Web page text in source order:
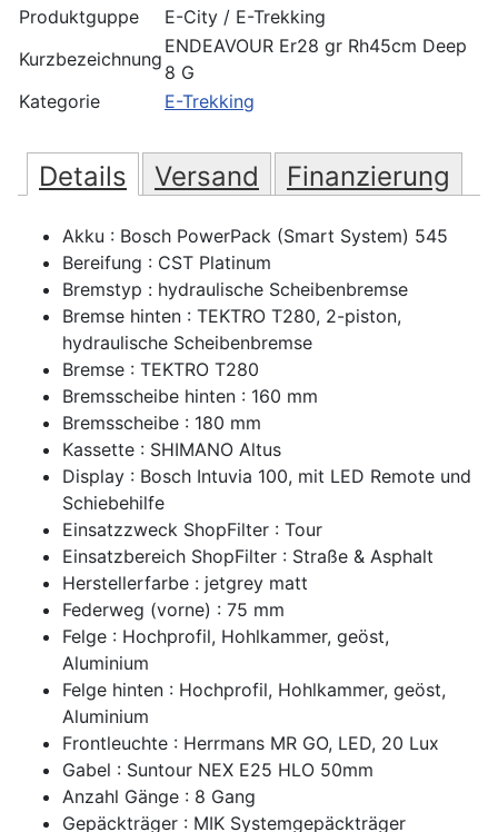
Produktguppe
E-City / E-Trekking
Kurzbezeichnung
ENDEAVOUR Er28 gr Rh45cm Deep
8 G
Kategorie
E-Trekking
Details Versand Finanzierung
Akku : Bosch PowerPack (Smart System) 545
Bereifung : CST Platinum
Bremstyp : hydraulische Scheibenbremse
Bremse hinten : TEKTRO T280, 2-piston,
hydraulische Scheibenbremse
Bremse : TEKTRO T280
Bremsscheibe hinten : 160 mm
Bremsscheibe : 180 mm
Kassette : SHIMANO Altus
Display : Bosch Intuvia 100, mit LED Remote und
Schiebehilfe
Einsatzzweck ShopFilter : Tour
Einsatzbereich ShopFilter : Straße & Asphalt
Herstellerfarbe : jetgrey matt
Federweg (vorne) : 75 mm
Felge : Hochprofil, Hohlkammer, geöst,
Aluminium
Felge hinten : Hochprofil, Hohlkammer, geöst,
Aluminium
Frontleuchte : Herrmans MR GO, LED, 20 Lux
Gabel : Suntour NEX E25 HLO 50mm
Anzahl Gänge : 8 Gang
Gepäckträger : MIK Systemgepäckträger